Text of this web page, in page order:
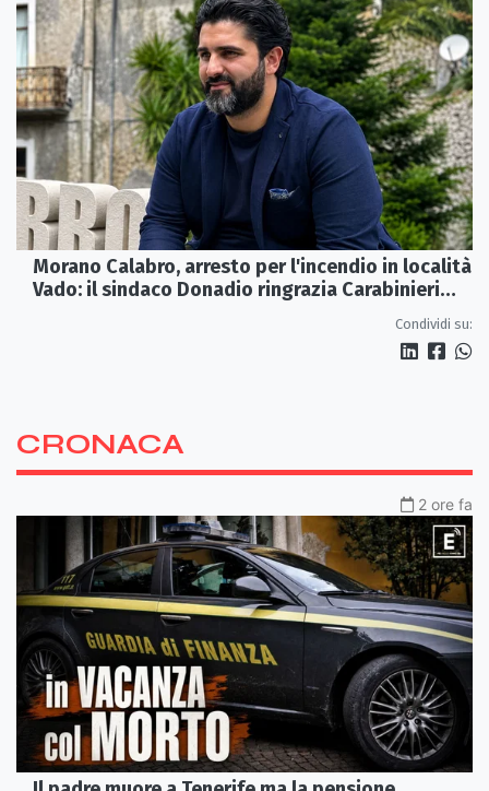
Morano Calabro, arresto per l'incendio in località
Vado: il sindaco Donadio ringrazia Carabinieri
Condividi su:
CRONACA
2 ore fa